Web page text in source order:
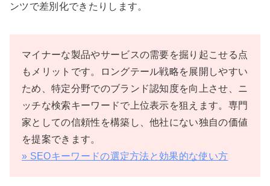
ンツで差別化できたりします。
マイナーな製品やサービスの需要を掘り起こせる点
もメリットです。ロングテール戦略を展開しやすい
ため、特定分野でのブランド認知度を向上させ、ニ
ッチな検索キーワードで上位表示を狙えます。専門
家としての信頼性を構築し、他社にない独自の価値
を提案できます。
» SEOキーワードの選定方法と効果的な使い方